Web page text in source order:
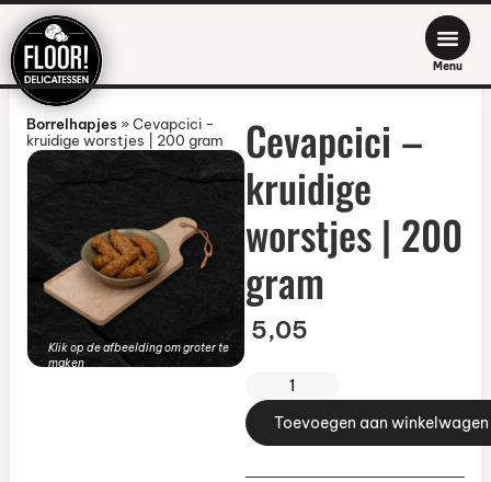
Menu
Borrelhapjes»Cevapcici –
kruidige worstjes | 200 gram
Klik op de afbeelding om groter te
maken
Cevapcici –
kruidige
worstjes | 200
gram
5,05
Toevoegen aan winkelwagen